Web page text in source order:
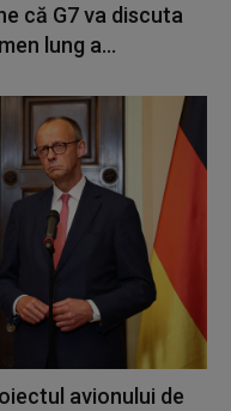
că G7 va discuta
lung a...
avionului de